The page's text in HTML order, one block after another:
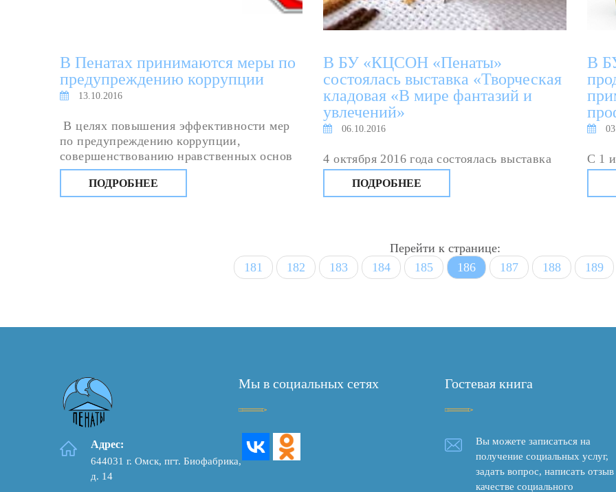
В Пенатах принимаются меры по
предупреждению коррупции
13.10.2016
В целях повышения эффективности мер
по предупреждению коррупции,
совершенствованию нравственных основ
поведения работников БУ «КЦСОН
«Пенаты», содействия укреплению
авторитета, доверия граждан к
ПОДРОБНЕЕ
В БУ «КЦСОН «Пенаты»
состоялась выставка «Творческая
кладовая «В мире фантазий и
увлечений»
06.10.2016
4 октября 2016 года состоялась выставка
прикладного творчества «Творческая
кладовая «В мире фантазий и увлечений».
ПОДРОБНЕЕ
В
С 1
Перейти к странице:
181
182 183 184 185 186 187 188 189
Адрес:
644031 г. Омск, пгт. Биофабрика,
д. 14
Мы в социальных сетях Гостевая книга
Вы можете записаться на
получение социальных услуг,
задать вопрос, написать
качестве социального